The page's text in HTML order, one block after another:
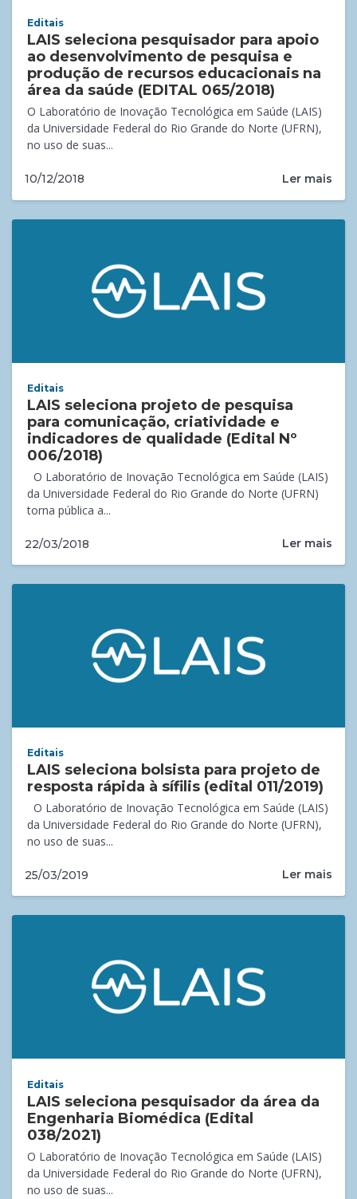
Editais
LAIS seleciona pesquisador para apoio
ao desenvolvimento de pesquisa e
produção de recursos educacionais na
área da saúde (EDITAL 065/2018)
O Laboratório de Inovação Tecnológica em Saúde (LAIS)
da Universidade Federal do Rio Grande do Norte (UFRN),
no uso de suas...
10/12/2018 Ler mais
Editais
LAIS seleciona projeto de pesquisa
para comunicação, criatividade e
indicadores de qualidade (Edital Nº
006/2018)
O Laboratório de Inovação Tecnológica em Saúde (LAIS)
da Universidade Federal do Rio Grande do Norte (UFRN)
torna pública a...
22/03/2018 Ler mais
Editais
LAIS seleciona bolsista para projeto de
resposta rápida à sífilis (edital 011/2019)
O Laboratório de Inovação Tecnológica em Saúde (LAIS)
da Universidade Federal do Rio Grande do Norte (UFRN),
no uso de suas...
25/03/2019 Ler mais
Editais
LAIS seleciona pesquisador da área da
Engenharia Biomédica (Edital
038/2021)
O Laboratório de Inovação Tecnológica em Saúde (LAIS)
da Universidade Federal do Rio Grande do Norte (UFRN),
no uso de suas...